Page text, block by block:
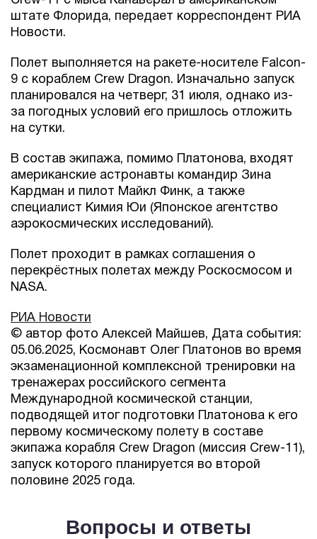
штате Флорида, передает корреспондент РИА
Новости.
Полет выполняется на ракете-носителе Falcon-
9 с кораблем Crew Dragon. Изначально запуск
планировался на четверг, 31 июля, однако из-
за погодных условий его пришлось отложить
на сутки.
В состав экипажа, помимо Платонова, входят
американские астронавты командир Зина
Кардман и пилот Майкл Финк, а также
специалист Кимия Юи (Японское агентство
аэрокосмических исследований).
Полет проходит в рамках соглашения о
перекрёстных полетах между Роскосмосом и
NASA.
РИА Новости
© автор фото Алексей Майшев, Дата события:
05.06.2025, Космонавт Олег Платонов во время
экзаменационной комплексной тренировки на
тренажерах российского сегмента
Международной космической станции,
подводящей итог подготовки Платонова к его
первому космическому полету в составе
экипажа корабля Crew Dragon (миссия Crew-11),
запуск которого планируется во второй
половине 2025 года.
Вопросы и ответы